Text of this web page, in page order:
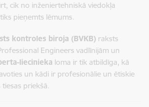
cik no inženiertehniskā viedokļa
pieņemts lēmums.
kontroles biroja (BVKB) raksts
Engineers vadlīnijām un
liecinieka loma ir tik atbildīga, kā
un kādi ir profesionālie un ētiskie
priekšā.